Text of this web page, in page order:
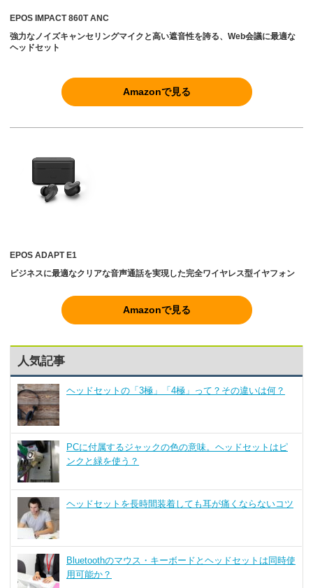
EPOS IMPACT 860T ANC
強力なノイズキャンセリングマイクと高い遮音性を誇る、Web会議に最適な
ヘッドセット
Amazonで見る
EPOS ADAPT E1
ビジネスに最適なクリアな音声通話を実現した完全ワイヤレス型イヤフォン
Amazonで見る
人気記事
ヘッドセットの「3極」「4極」って？その違いは何？
PCに付属するジャックの色の意味。ヘッドセットはピ
ンクと緑を使う？
ヘッドセットを長時間装着しても耳が痛くならないコツ
Bluetoothのマウス・キーボードとヘッドセットは同時使
用可能か？